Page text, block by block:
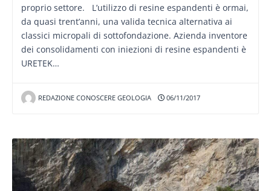
proprio settore. L’utilizzo di resine espandenti è ormai,
da quasi trent’anni, una valida tecnica alternativa ai
classici micropali di sottofondazione. Azienda inventore
dei consolidamenti con iniezioni di resine espandenti è
URETEK…
REDAZIONE CONOSCERE GEOLOGIA 06/11/2017